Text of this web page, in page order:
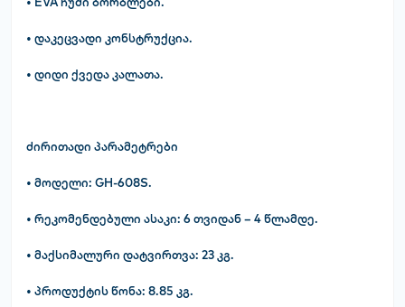
• დაკეცვადი კონსტრუქცია.
• დიდი ქვედა კალათა.
ძირითადი პარამეტრები
• მოდელი: GH-608S.
• რეკომენდებული ასაკი: 6 თვიდან – 4 წლამდე.
• მაქსიმალური დატვირთვა: 23 კგ.
• პროდუქტის წონა: 8.85 კგ.